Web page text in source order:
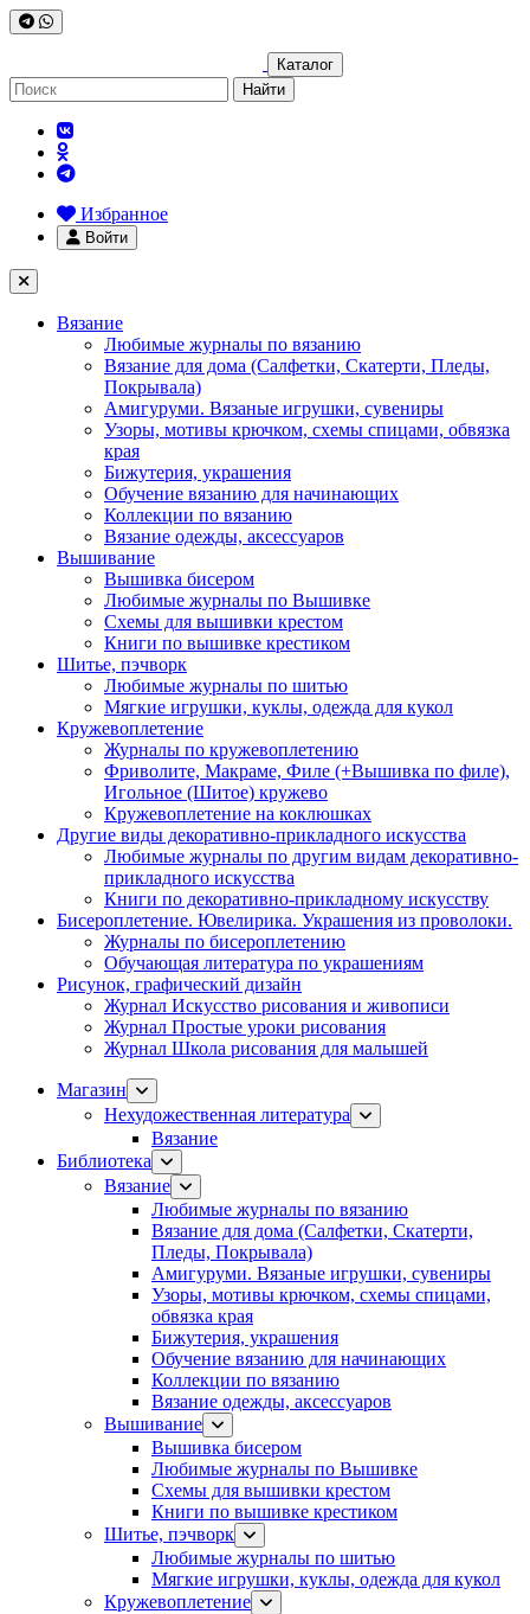
Каталог
Найти
Избранное
Войти
Вязание
Любимые журналы по вязанию
Вязание для дома (Салфетки, Скатерти, Пледы,
Покрывала)
Амигуруми. Вязаные игрушки, сувениры
Узоры, мотивы крючком, схемы спицами, обвязка
края
Бижутерия, украшения
Обучение вязанию для начинающих
Коллекции по вязанию
Вязание одежды, аксессуаров
Вышивание
Вышивка бисером
Любимые журналы по Вышивке
Схемы для вышивки крестом
Книги по вышивке крестиком
Шитье, пэчворк
Любимые журналы по шитью
Мягкие игрушки, куклы, одежда для кукол
Кружевоплетение
Журналы по кружевоплетению
Фриволите, Макраме, Филе (+Вышивка по филе),
Игольное (Шитое) кружево
Кружевоплетение на коклюшках
Другие виды декоративно-прикладного искусства
Любимые журналы по другим видам декоративно-
прикладного искусства
Книги по декоративно-прикладному искусству
Бисероплетение. Ювелирика. Украшения из проволоки.
Журналы по бисероплетению
Обучающая литература по украшениям
Рисунок, графический дизайн
Журнал Искусство рисования и живописи
Журнал Простые уроки рисования
Журнал Школа рисования для малышей
Магазин
Нехудожественная литература
Вязание
Библиотека
Вязание
Любимые журналы по вязанию
Вязание для дома (Салфетки, Скатерти,
Пледы, Покрывала)
Амигуруми. Вязаные игрушки, сувениры
Узоры, мотивы крючком, схемы спицами,
обвязка края
Бижутерия, украшения
Обучение вязанию для начинающих
Коллекции по вязанию
Вязание одежды, аксессуаров
Вышивание
Вышивка бисером
Любимые журналы по Вышивке
Схемы для вышивки крестом
Книги по вышивке крестиком
Шитье, пэчворк
Любимые журналы по шитью
Мягкие игрушки, куклы, одежда для кукол
Кружевоплетение